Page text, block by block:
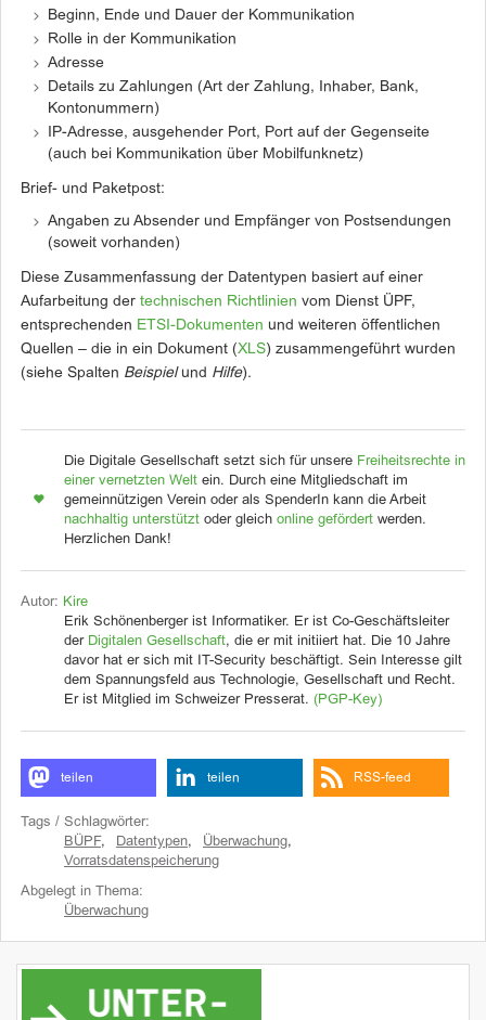
Beginn, Ende und Dauer der Kommunikation
Rolle in der Kommunikation
Adresse
Details zu Zahlungen (Art der Zahlung, Inhaber, Bank,
Kontonummern)
IP-Adresse, ausgehender Port, Port auf der Gegenseite
(auch bei Kommunikation über Mobilfunknetz)
Brief- und Paketpost:
Angaben zu Absender und Empfänger von Postsendungen
(soweit vorhanden)
Diese Zusammenfassung der Datentypen basiert auf einer
Aufarbeitung der technischen Richtlinien vom Dienst ÜPF,
entsprechenden ETSI-Dokumenten und weiteren öffentlichen
Quellen – die in ein Dokument (XLS) zusammengeführt wurden
(siehe Spalten Beispielund Hilfe).
Die Digitale Gesellschaft setzt sich für unsere Freiheitsrechte in
einer vernetzten Welt ein. Durch eine Mitgliedschaft im
gemeinnützigen Verein oder als SpenderIn kann die Arbeit
nachhaltig unterstützt oder gleich online gefördert werden.
Herzlichen Dank!
Autor: Kire
Erik Schönenberger ist Informatiker. Er ist Co-Geschäftsleiter
der Digitalen Gesellschaft, die er mit initiiert hat. Die 10 Jahre
davor hat er sich mit IT-Security beschäftigt. Sein Interesse gilt
dem Spannungsfeld aus Technologie, Gesellschaft und Recht.
Er ist Mitglied im Schweizer Presserat. (PGP-Key)
teilen teilen RSS-feed
Tags / Schlagwörter:
BÜPF, Datentypen, Überwachung,
Vorratsdatenspeicherung
Abgelegt in Thema:
Überwachung